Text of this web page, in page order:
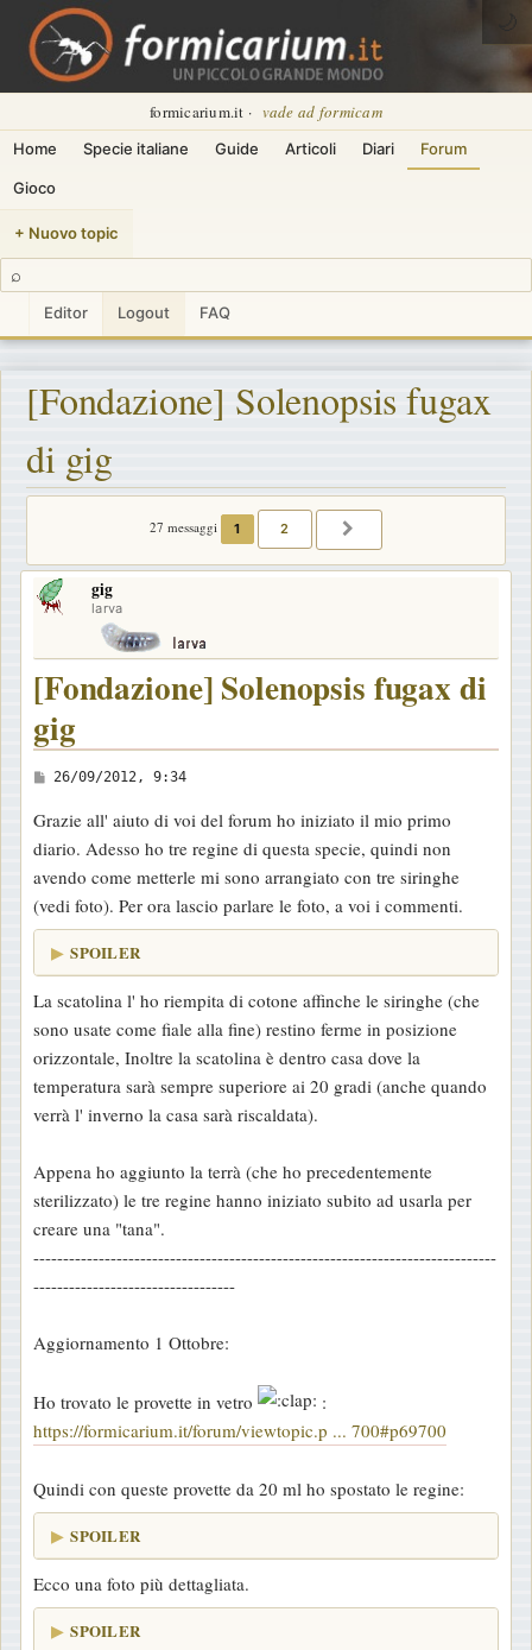
formicarium.it · vade ad formicam
Home Specie italiane Guide Articoli Diari Forum
Gioco
+ Nuovo topic
⌕
Editor Logout FAQ
🌙
[Fondazione] Solenopsis fugax
di gig
27 messaggi 1 2
gig
larva
[Fondazione] Solenopsis fugax di
gig
M
s
s
a
g
g
i
o
26/09/2012, 9:34
Grazie all' aiuto di voi del forum ho iniziato il mio primo
diario. Adesso ho tre regine di questa specie, quindi non
avendo come metterle mi sono arrangiato con tre siringhe
(vedi foto). Per ora lascio parlare le foto, a voi i commenti.
SPOILER
La scatolina l' ho riempita di cotone affinche le siringhe (che
sono usate come fiale alla fine) restino ferme in posizione
orizzontale, Inoltre la scatolina è dentro casa dove la
temperatura sarà sempre superiore ai 20 gradi (anche quando
verrà l' inverno la casa sarà riscaldata).
Appena ho aggiunto la terrà (che ho precedentemente
sterilizzato) le tre regine hanno iniziato subito ad usarla per
creare una "tana".
------------------------------------------------------------------------------
----------------------------------
Aggiornamento 1 Ottobre:
Ho trovato le provette in vetro
:
https://formicarium.it/forum/viewtopic.p ... 700#p69700
Quindi con queste provette da 20 ml ho spostato le regine:
SPOILER
Ecco una foto più dettagliata.
SPOILER